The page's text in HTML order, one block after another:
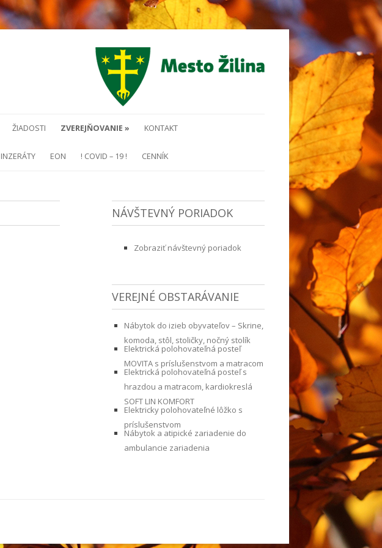
ŽIADOSTI ZVEREJŇOVANIE » KONTAKT
INZERÁTY EON ! COVID – 19 ! CENNÍK
NÁVŠTEVNÝ PORIADOK
Zobraziť návštevný poriadok
VEREJNÉ OBSTARÁVANIE
Nábytok do izieb obyvateľov – Skrine,
komoda, stôl, stoličky, nočný stolík
Elektrická polohovateľná posteľ
MOVITA s príslušenstvom a matracom
Elektrická polohovateľná posteľ s
hrazdou a matracom, kardiokreslá
SOFT LIN KOMFORT
Elektricky polohovateľné lôžko s
príslušenstvom
Nábytok a atipické zariadenie do
ambulancie zariadenia